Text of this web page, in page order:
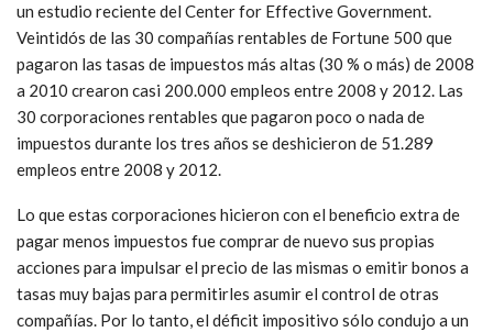
un estudio reciente del Center for Effective Government.
Veintidós de las 30 compañías rentables de Fortune 500 que
pagaron las tasas de impuestos más altas (30 % o más) de 2008
a 2010 crearon casi 200.000 empleos entre 2008 y 2012. Las
30 corporaciones rentables que pagaron poco o nada de
impuestos durante los tres años se deshicieron de 51.289
empleos entre 2008 y 2012.
Lo que estas corporaciones hicieron con el beneficio extra de
pagar menos impuestos fue comprar de nuevo sus propias
acciones para impulsar el precio de las mismas o emitir bonos a
tasas muy bajas para permitirles asumir el control de otras
compañías. Por lo tanto, el déficit impositivo sólo condujo a un